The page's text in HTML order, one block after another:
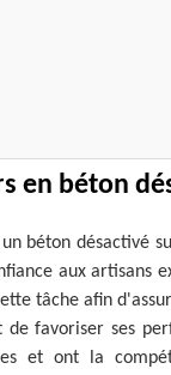
en béton
béton désactivé
aux artisans
tâche afin
favoriser ses
et ont la